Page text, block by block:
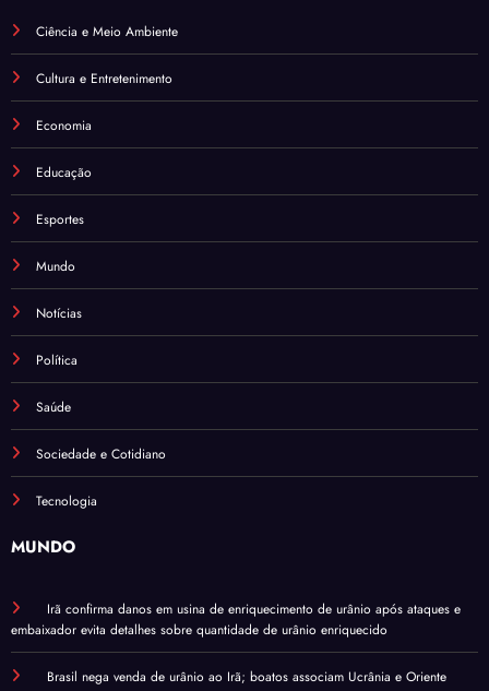
Ciência e Meio Ambiente
Cultura e Entretenimento
Economia
Educação
Esportes
Mundo
Notícias
Política
Saúde
Sociedade e Cotidiano
Tecnologia
MUNDO
Irã confirma danos em usina de enriquecimento de urânio após ataques e
embaixador evita detalhes sobre quantidade de urânio enriquecido
Brasil nega venda de urânio ao Irã; boatos associam Ucrânia e Oriente